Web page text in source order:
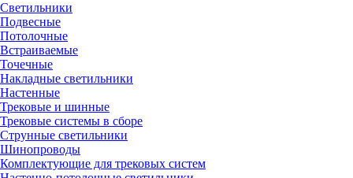
Светильники
Подвесные
Потолочные
Встраиваемые
Точечные
Накладные светильники
Настенные
Трековые и шинные
Трековые системы в сборе
Струнные светильники
Шинопроводы
Комплектующие для трековых систем